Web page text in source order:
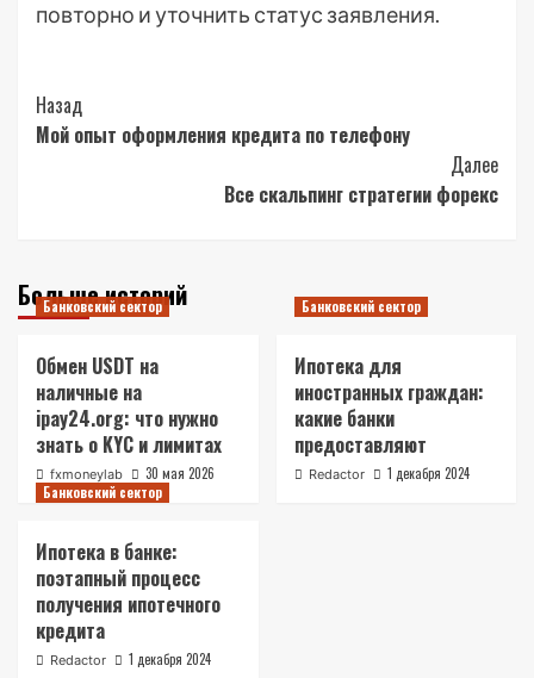
повторно и уточнить статус заявления.
Post
Navigation
Назад
Мой опыт оформления кредита по телефону
Далее
Все скальпинг стратегии форекс
Больше историй
Банковский сектор
Обмен USDT на
наличные на
ipay24.org: что нужно
знать о KYC и лимитах
fxmoneylab 30 мая 2026
Банковский сектор
Ипотека для
иностранных граждан:
какие банки
предоставляют
Redactor
1 декабря 2024
Банковский сектор
Ипотека в банке:
поэтапный процесс
получения ипотечного
кредита
Redactor 1 декабря 2024